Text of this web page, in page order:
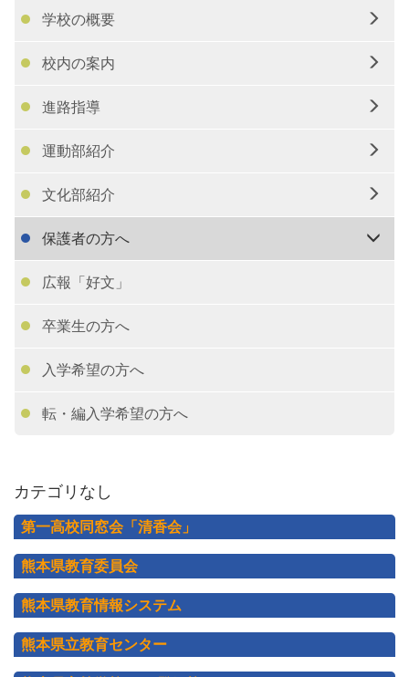
学校の概要
校内の案内
進路指導
運動部紹介
文化部紹介
保護者の方へ
広報「好文」
卒業生の方へ
入学希望の方へ
転・編入学希望の方へ
カテゴリなし
第一高校同窓会「清香会」
熊本県教育委員会
熊本県教育情報システム
熊本県立教育センター